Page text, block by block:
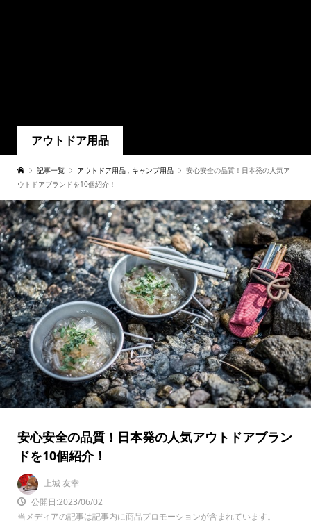
アウトドア用品
記事一覧 アウトドア用品 , キャンプ用品
安心安全の品質！日本発の人気ア
ウトドアブランドを10個紹介！
安心安全の品質！日本発の人気アウトドアブラン
ドを10個紹介！
上城 友幸
公開日:2023/06/02
当メディアの記事は記事内に商品プロモーションが含まれています。